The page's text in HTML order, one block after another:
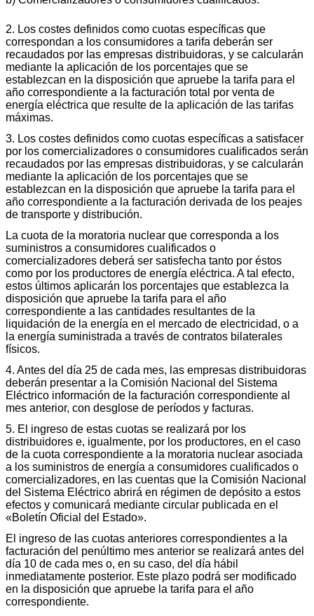
2. Los costes definidos como cuotas específicas que
correspondan a los consumidores a tarifa deberán ser
recaudados por las empresas distribuidoras, y se calcularán
mediante la aplicación de los porcentajes que se
establezcan en la disposición que apruebe la tarifa para el
año correspondiente a la facturación total por venta de
energía eléctrica que resulte de la aplicación de las tarifas
máximas.
3. Los costes definidos como cuotas específicas a satisfacer
por los comercializadores o consumidores cualificados serán
recaudados por las empresas distribuidoras, y se calcularán
mediante la aplicación de los porcentajes que se
establezcan en la disposición que apruebe la tarifa para el
año correspondiente a la facturación derivada de los peajes
de transporte y distribución.
La cuota de la moratoria nuclear que corresponda a los
suministros a consumidores cualificados o
comercializadores deberá ser satisfecha tanto por éstos
como por los productores de energía eléctrica. A tal efecto,
estos últimos aplicarán los porcentajes que establezca la
disposición que apruebe la tarifa para el año
correspondiente a las cantidades resultantes de la
liquidación de la energía en el mercado de electricidad, o a
la energía suministrada a través de contratos bilaterales
físicos.
4. Antes del día 25 de cada mes, las empresas distribuidoras
deberán presentar a la Comisión Nacional del Sistema
Eléctrico información de la facturación correspondiente al
mes anterior, con desglose de períodos y facturas.
5. El ingreso de estas cuotas se realizará por los
distribuidores e, igualmente, por los productores, en el caso
de la cuota correspondiente a la moratoria nuclear asociada
a los suministros de energía a consumidores cualificados o
comercializadores, en las cuentas que la Comisión Nacional
del Sistema Eléctrico abrirá en régimen de depósito a estos
efectos y comunicará mediante circular publicada en el
«Boletín Oficial del Estado».
El ingreso de las cuotas anteriores correspondientes a la
facturación del penúltimo mes anterior se realizará antes del
día 10 de cada mes o, en su caso, del día hábil
inmediatamente posterior. Este plazo podrá ser modificado
en la disposición que apruebe la tarifa para el año
correspondiente.